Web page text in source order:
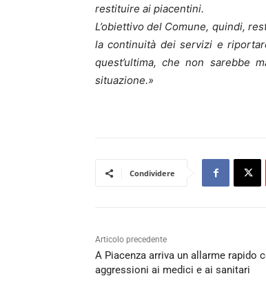
restituire ai piacentini.
L’obiettivo del Comune, quindi,
la continuità dei servizi e
quest’ultima, che non sarebbe
situazione.»
Condividere
Articolo precedente
A Piacenza arriva un allarme rapido
aggressioni ai medici e ai sanitari